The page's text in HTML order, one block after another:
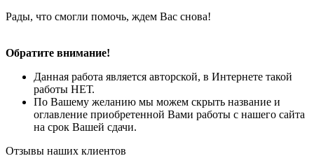
Рады, что смогли помочь, ждем Вас снова!
Обратите внимание!
Данная работа является авторской, в Интернете такой
работы НЕТ.
По Вашему желанию мы можем скрыть название и
оглавление приобретенной Вами работы с нашего сайта
на срок Вашей сдачи.
Отзывы наших клиентов